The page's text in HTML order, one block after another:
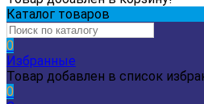
Каталог товаров
0
Избранные
Товар добавлен в список
0